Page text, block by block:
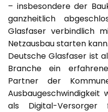
– insbesondere der
ganzheitlich
Glasfaser verbindlich
Netzausbau starten kann.
Deutsche Glasfaser ist
Branche ein
Partner der
als Digital-